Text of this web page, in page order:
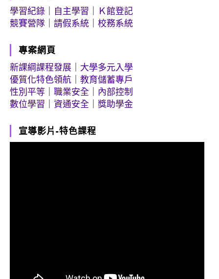
學習紀錄
自主學習
Ｋ館登記
競賽營隊
請假系統 校務系統
專案網頁
新課綱課程發展
大學多元入學
優質化特色領航
教育儲蓄專戶
性別平等
職業安全
內部控制
數位學習
資通安全 獎助學金
宣導影片-特色課程